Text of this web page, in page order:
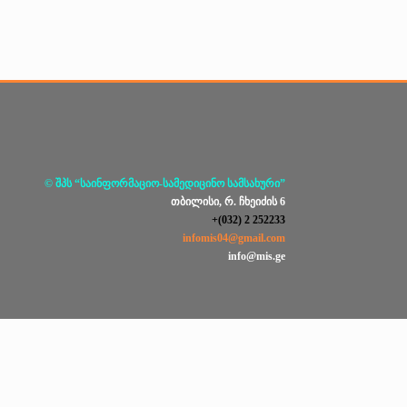
© შპს “საინფორმაციო-სამედიცინო სამსახური”
თბილისი, რ. ჩხეიძის 6
+(032) 2 252233
infomis04@gmail.com
info@mis.ge